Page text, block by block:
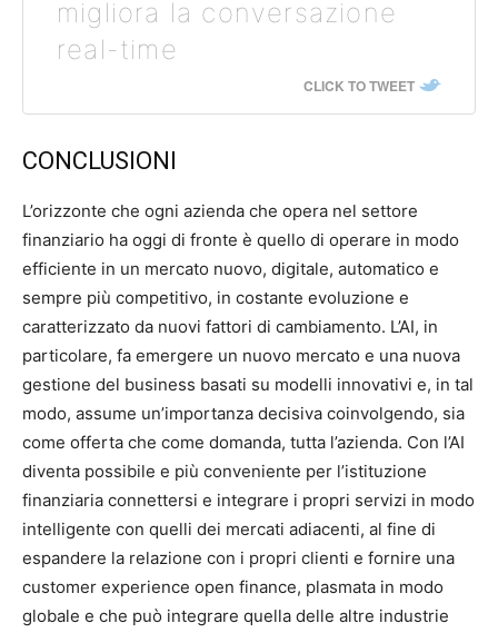
migliora la conversazione
real-time
CLICK TO TWEET
CONCLUSIONI
L’orizzonte che ogni azienda che opera nel settore
finanziario ha oggi di fronte è quello di operare in modo
efficiente in un mercato nuovo, digitale, automatico e
sempre più competitivo, in costante evoluzione e
caratterizzato da nuovi fattori di cambiamento. L’AI, in
particolare, fa emergere un nuovo mercato e una nuova
gestione del business basati su modelli innovativi e, in tal
modo, assume un’importanza decisiva coinvolgendo, sia
come offerta che come domanda, tutta l’azienda. Con l’AI
diventa possibile e più conveniente per l’istituzione
finanziaria connettersi e integrare i propri servizi in modo
intelligente con quelli dei mercati adiacenti, al fine di
espandere la relazione con i propri clienti e fornire una
customer experience open finance, plasmata in modo
globale e che può integrare quella delle altre industrie